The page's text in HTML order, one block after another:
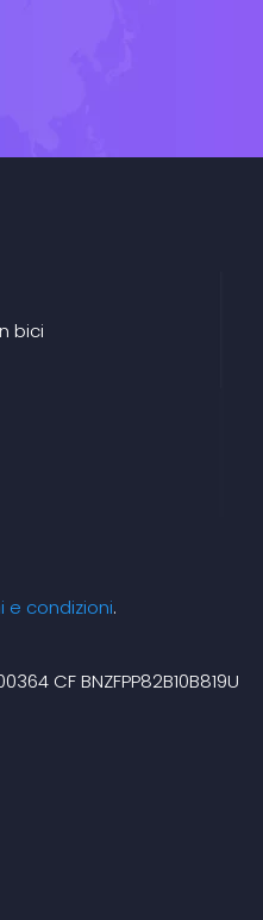
bici
e condizioni.
CF BNZFPP82B10B819U